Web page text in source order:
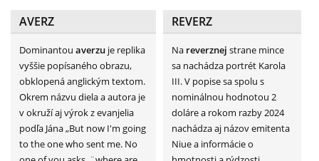
AVERZ
REVERZ
Dominantou averzu je replika
vyššie popísaného obrazu,
obklopená anglickým textom.
Okrem názvu diela a autora je
v okruží aj výrok z evanjelia
podľa Jána „But now I'm going
to the one who sent me. No
Na reverznej strane mince
sa nachádza portrét Karola
III. V popise sa spolu s
nominálnou hodnotou 2
doláre a rokom razby 2024
nachádza aj názov emitenta
Niue a informácie o